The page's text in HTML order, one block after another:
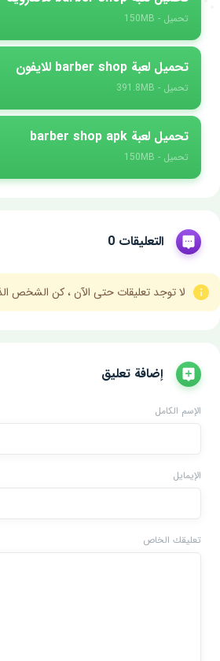
تحميل - 150MB
تحميل لعبة barber shop للايفون
تحميل - 391.8MB
تحميل لعبة barber shop apk
تحميل - 150MB
التعليقات 0
لا توجد تعليقات حتى الآن ، كن الشخص
إضافة تعليق
الإسم الكامل
الإيمايل
تعليقك الخاص